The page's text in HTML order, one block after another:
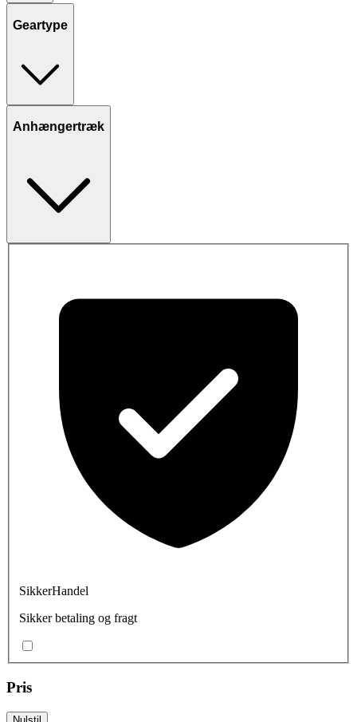
Geartype
Anhængertræk
SikkerHandel
Sikker betaling og fragt
Pris